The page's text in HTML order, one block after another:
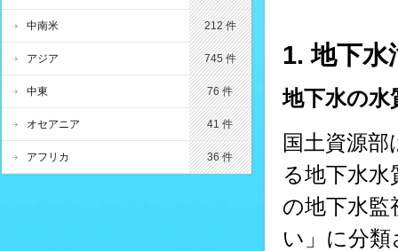
1. 地下水
地下水の水
国土資源部
る地下水
の地下水監
い」に分
中南米 212 件
アジア 745 件
中東 76 件
オセアニア 41 件
アフリカ 36 件